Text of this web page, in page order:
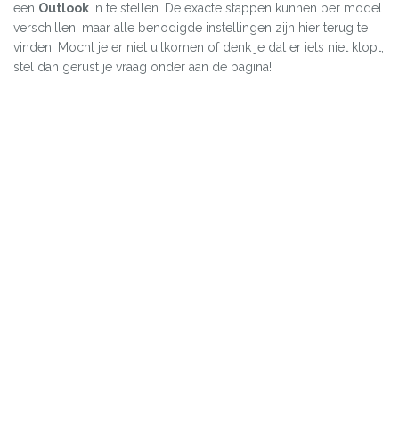
een Outlook in te stellen. De exacte stappen kunnen per model
verschillen, maar alle benodigde instellingen zijn hier terug te
vinden. Mocht je er niet uitkomen of denk je dat er iets niet klopt,
stel dan gerust je vraag onder aan de pagina!